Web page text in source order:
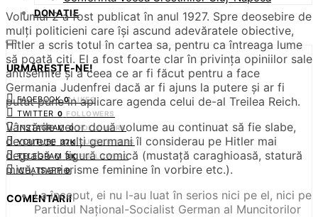
DONAȚIE
URMĂREȘTE-NE!
FACEBOOK 0 LIKES
TWITTER 0 FOLLOWERS
INSTAGRAM 0 FOLLOWERS
YOUTUBE 37K SUBSCRIBERS
TELEGRAM 3K FOLLOWERS
WHATSAPP 0
COMENTARII
Volumul 2 a fost publicat în anul 1927. Spre deosebire de
mulți politicieni care își ascund adevăratele obiective,
Hitler a scris totul în cartea sa, pentru ca întreaga lume
să poată citi. El a fost foarte clar în privința opiniilor sale
antisemite și a ceea ce ar fi făcut pentru a face
Germania Judenfrei dacă ar fi ajuns la putere și ar fi
putut pune în aplicare agenda celui de-al Treilea Reich.
Vânzările celor două volume au continuat să fie slabe,
deoarece mulți germani îl considerau pe Hitler mai
degrabă o figură comică (mustață caraghioasă, statură
mică, manierisme feminine în vorbire etc.).
La început, ei nu l-au luat în serios nici pe el, nici pe
Partidul Național-Socialist German al Muncitorilor